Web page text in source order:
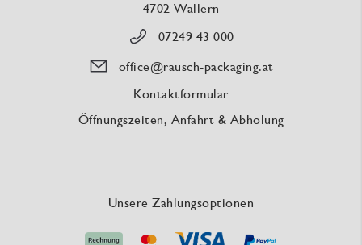
4702 Wallern
07249 43 000
office@rausch-packaging.at
Kontaktformular
Öffnungszeiten, Anfahrt & Abholung
Unsere Zahlungsoptionen